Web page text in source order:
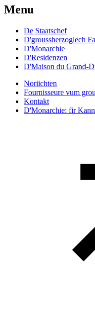
Menu
De Staatschef
D'groussherzoglech
D'Monarchie
D'Residenzen
D'Maison du Grand-
Noriichten
Fournisseure vum
Kontakt
D'Monarchie: fir